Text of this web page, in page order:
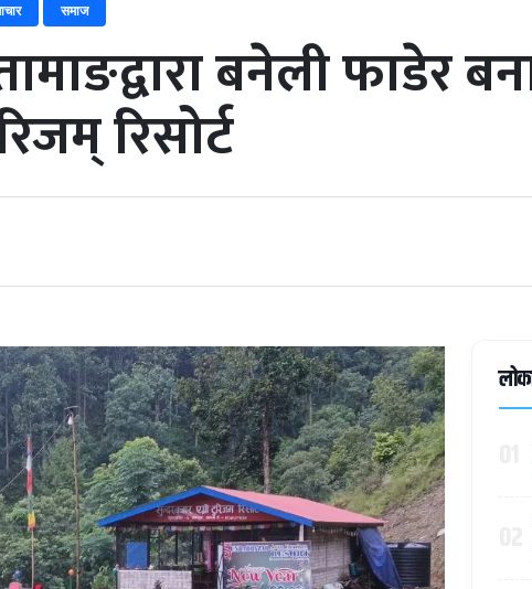
समाज
बनेली फाडेर
रिसोर्ट